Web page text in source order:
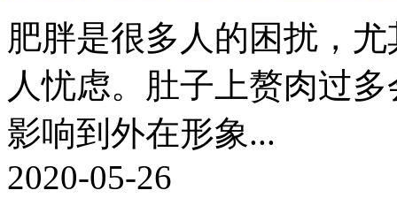
肥胖是很多人的困扰，
人忧虑。肚子上赘肉过
影响到外在形象...
2020-05-26